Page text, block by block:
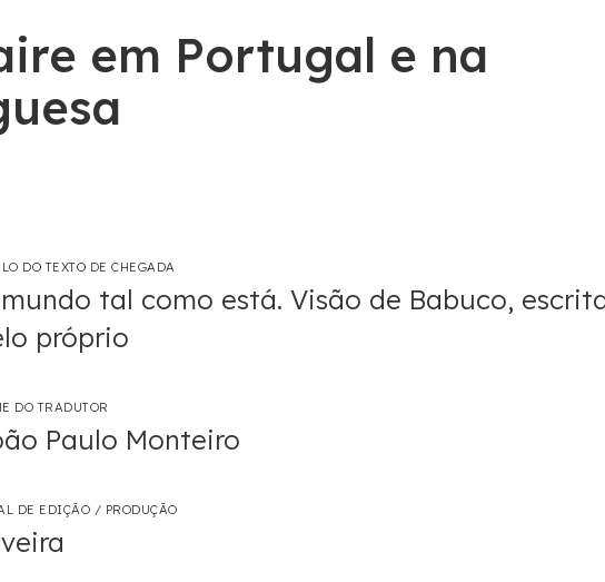
em Portugal e na
DO TEXTO DE CHEGADA
tal como está. Visão de Babuco,
próprio
DO TRADUTOR
Paulo Monteiro
DE EDIÇÃO / PRODUÇÃO